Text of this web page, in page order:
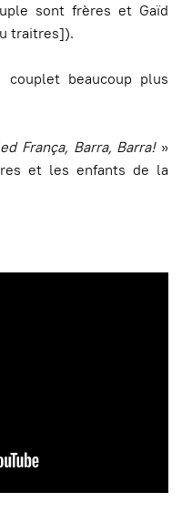
sont frères et Gaïd
traitres]).
beaucoup plus
França, Barra, Barra!»
et les enfants de la